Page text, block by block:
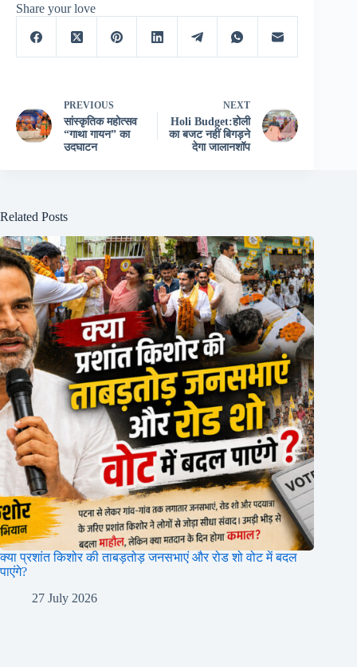
Share your love
PREVIOUS
सांस्कृतिक महोत्सव
“गाथा गायन” का
उदघाटन
NEXT
Holi Budget:होली
का बजट नहीं बिगड़ने
देगा जालानशॉप
Related Posts
क्या प्रशांत किशोर की ताबड़तोड़ जनसभाएं और रोड शो वोट में बदल
पाएंगे?
27 July 2026